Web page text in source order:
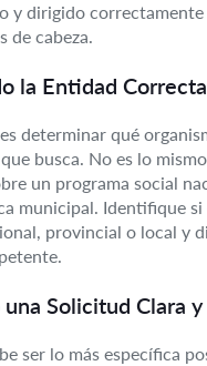
y dirigido
de cabeza.
la Entidad Correcta
determinar qué
busca. No es lo
un programa social
municipal. Identifique si
provincial o local y
Solicitud Clara
ser lo más específica